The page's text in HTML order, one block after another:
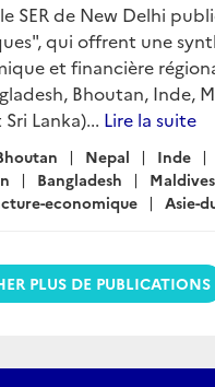
SER de New Delhi
qui offrent une
et financière
Bhoutan, Inde,
Lanka)... Lire la suite
Nepal
Inde
Bangladesh
Maldives
economique Asie-
PLUS DE PUBLICATIONS